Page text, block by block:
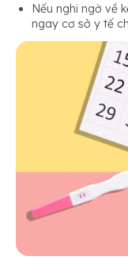
Nếu nghi ngờ về
ngay cơ sở y tế